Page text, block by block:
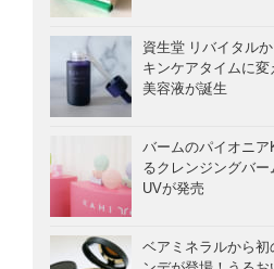
資生堂 リバイタル
キンケアタイムに
美容液が誕生
バームのパイオニア
るクレンジングバ
UVが発売
ベアミネラルから